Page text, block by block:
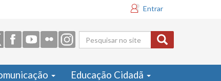
Entrar
Formulário
de busca
Educação Cidadã